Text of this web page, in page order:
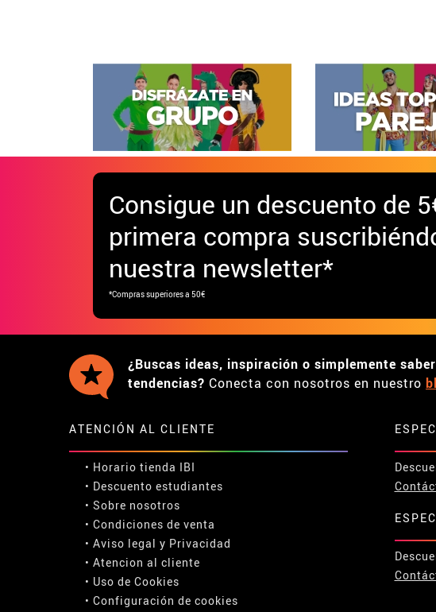
Consigue un descuento de
primera compra
nuestra newsletter*
*Compras superiores a 50€
¿Buscas ideas, inspiración o simplemente
tendencias? Conecta con nosotros en nuestro
ATENCIÓN AL CLIENTE
• Horario tienda IBI
• Descuento estudiantes
• Sobre nosotros
• Condiciones de venta
• Aviso legal y Privacidad
• Atencion al cliente
• Uso de Cookies
• Configuración de cookies